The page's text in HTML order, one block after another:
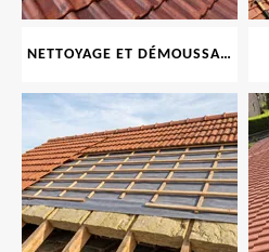
NETTOYAGE ET DÉMOUSSAGE DE TOITURE ET FAÇADE 69